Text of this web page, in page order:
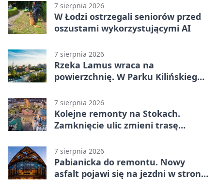
7 sierpnia 2026
W Łodzi ostrzegali seniorów przed
oszustami wykorzystującymi AI
7 sierpnia 2026
Rzeka Lamus wraca na
powierzchnię. W Parku Kilińskiego
7 sierpnia 2026
Kolejne remonty na Stokach.
Zamknięcie ulic zmieni trasę
7 sierpnia 2026
Pabianicka do remontu. Nowy
asfalt pojawi się na jezdni w stronę